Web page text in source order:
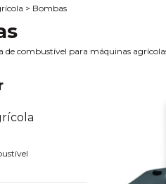
> Bombas
de combustível para máquinas